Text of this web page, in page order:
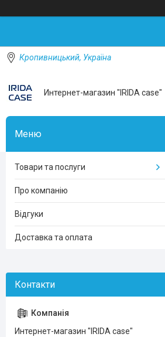
Кропивницький, Україна
Интернет-магазин "IRIDA case"
Товари та послуги
Про компанію
Відгуки
Доставка та оплата
Интернет-магазин "IRIDA case"